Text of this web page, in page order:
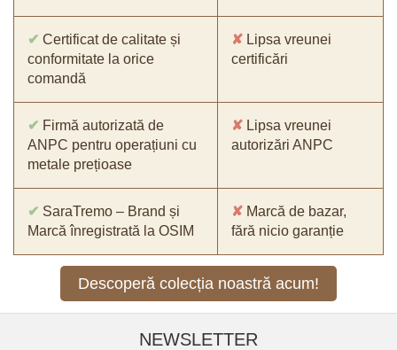
✔ Certificat de calitate și
conformitate la orice
comandă
✘ Lipsa vreunei
certificări
✔ Firmă autorizată de
ANPC pentru operațiuni cu
metale prețioase
✘ Lipsa vreunei
autorizări ANPC
✔ SaraTremo – Brand și
Marcă înregistrată la OSIM
✘ Marcă de bazar,
fără nicio garanție
Descoperă colecția noastră acum!
NEWSLETTER